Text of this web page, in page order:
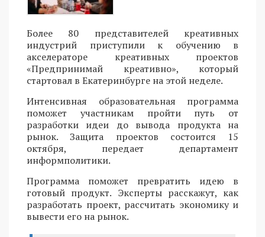
Более 80 представителей креативных
индустрий приступили к обучению в
акселераторе креативных проектов
«Предпринимай креативно», который
стартовал в Екатеринбурге на этой неделе.
Интенсивная образовательная программа
поможет участникам пройти путь от
разработки идеи до вывода продукта на
рынок. Защита проектов состоится 15
октября, передает департамент
информполитики.
Программа поможет превратить идею в
готовый продукт. Эксперты расскажут, как
разработать проект, рассчитать экономику и
вывести его на рынок.